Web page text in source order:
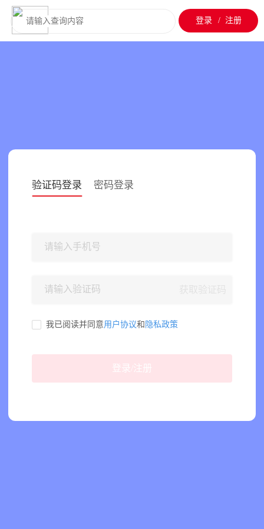
登录 / 注册
验证码登录 密码登录
我已阅读并同意用户协议和 隐私政策
登录/注册